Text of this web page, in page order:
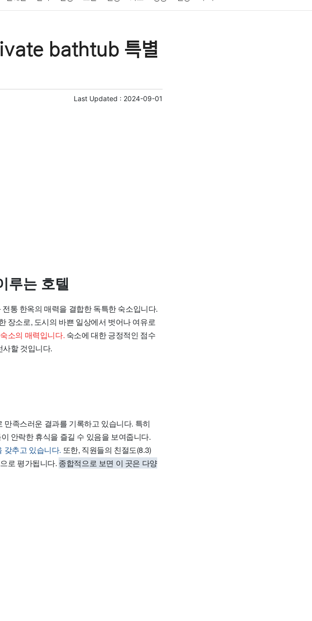
마케팅 부동산 외국어 교육 교통 생활
bathtub 특별
Last Updated : 2024-09-01
루는 호텔
통 한옥의 매력을 결합한 독특한 숙소입니다.
장소로, 도시의 바쁜 일상에서 벗어나 여유로
소의 매력입니다. 숙소에 대한 긍정적인 점수
할 것입니다.
족스러운 결과를 기록하고 있습니다. 특히
안락한 휴식을 즐길 수 있음을 보여줍니다.
갖추고 있습니다. 또한, 직원들의 친절도(8.3)
로 평가됩니다. 종합적으로 보면 이 곳은 다양